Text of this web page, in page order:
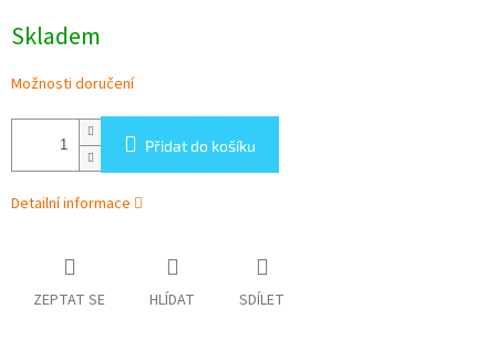
cena:
Skladem
Možnosti doručení
Přidat do košíku
Detailní informace
ZEPTAT SE HLÍDAT SDÍLET